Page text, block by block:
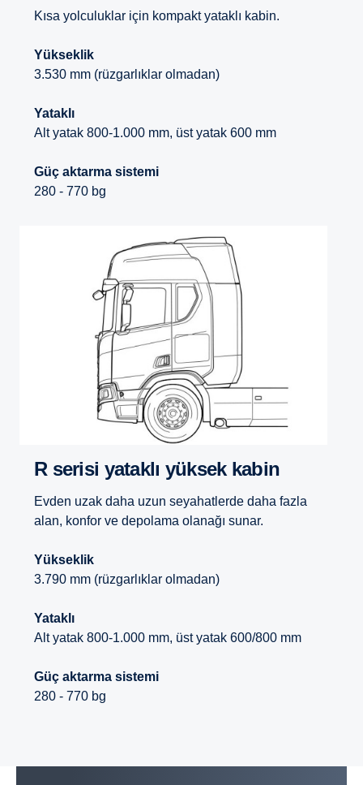
Kısa yolculuklar için kompakt yataklı kabin.
Yükseklik
3.530 mm (rüzgarlıklar olmadan)
Yataklı
Alt yatak 800-1.000 mm, üst yatak 600 mm
Güç aktarma sistemi
280 - 770 bg
R serisi yataklı yüksek kabin
Evden uzak daha uzun seyahatlerde daha fazla
alan, konfor ve depolama olanağı sunar.
Yükseklik
3.790 mm (rüzgarlıklar olmadan)
Yataklı
Alt yatak 800-1.000 mm, üst yatak 600/800 mm
Güç aktarma sistemi
280 - 770 bg